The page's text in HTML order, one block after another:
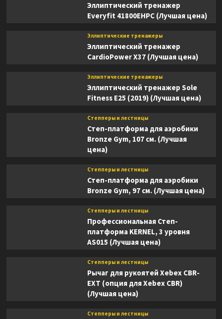
Эллиптический тренажер
Everyfit 41800EHPC (Лучшая цена)
Эллиптические тренажеры
Эллиптический тренажер
CardioPower X37 (Лучшая цена)
Эллиптические тренажеры
Эллиптический тренажер Sole
Fitness E25 (2019) (Лучшая цена)
Степперы и лестницы
Степ-платформа для аэробики
Bronze Gym, 107 см. (Лучшая
цена)
Степперы и лестницы
Степ-платформа для аэробики
Bronze Gym, 97 см. (Лучшая цена)
Степперы и лестницы
Профессиональная Степ-
платформа KERNEL, 3 уровня
AS015 (Лучшая цена)
Степперы и лестницы
Рычаг для рукоятей Xebex CBR-
EXT (опция для Xebex CBR)
(Лучшая цена)
Степперы и лестницы